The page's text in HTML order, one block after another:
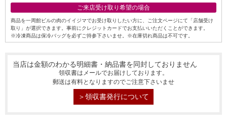
ご来店受け取り希望の場合
商品を一周館ビルの肉のイイジマでお受け取りしたい方に、ご注文ページにて「店舗受け
取り」が選択できます。事前にクレジットカードでお支払いいただくことができます。
※冷凍商品は保冷バッグを必ずご持参下さいませ。※在庫切れ商品は不可です。
当店は金額のわかる明細書・納品書を同封しておりません
領収書はメールでお届けしております。
郵送は有料となりますのでご注意下さいませ
＞領収書発行について